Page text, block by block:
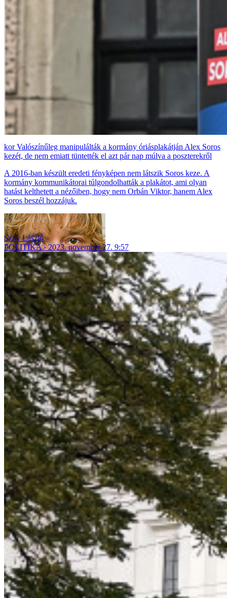
Valószínűleg manipulálták a kormány óriásplakátján Alex Soros
kezét, de nem emiatt tüntették el azt pár nap múlva a poszterekről
A 2016-ban készült eredeti fényképen nem látszik Soros keze. A
kormány kommunikátorai túlgondolhatták a plakátot, ami olyan
hatást kelthetett a nézőiben, hogy nem Orbán Viktor, hanem Alex
Soros beszél hozzájuk.
Szily László
POLITIKA
2023. november 27. 9:57